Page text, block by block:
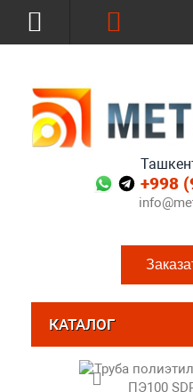
+998
КАТАЛОГ